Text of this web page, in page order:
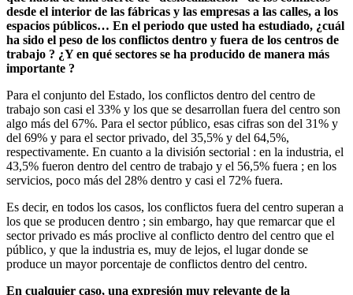
desde el interior de las fábricas y las empresas a las calles, a los
espacios públicos… En el periodo que usted ha estudiado, ¿cuál
ha sido el peso de los conflictos dentro y fuera de los centros de
trabajo ? ¿Y en qué sectores se ha producido de manera más
importante ?
Para el conjunto del Estado, los conflictos dentro del centro de
trabajo son casi el 33% y los que se desarrollan fuera del centro son
algo más del 67%. Para el sector público, esas cifras son del 31% y
del 69% y para el sector privado, del 35,5% y del 64,5%,
respectivamente. En cuanto a la división sectorial : en la industria, el
43,5% fueron dentro del centro de trabajo y el 56,5% fuera ; en los
servicios, poco más del 28% dentro y casi el 72% fuera.
Es decir, en todos los casos, los conflictos fuera del centro superan a
los que se producen dentro ; sin embargo, hay que remarcar que el
sector privado es más proclive al conflicto dentro del centro que el
público, y que la industria es, muy de lejos, el lugar donde se
produce un mayor porcentaje de conflictos dentro del centro.
En cualquier caso, una expresión muy relevante de la